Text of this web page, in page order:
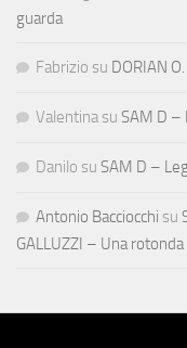
guarda
Fabrizio su DORIAN
Valentina su SAM D –
Danilo su SAM D –
Antonio Bacciocchi su
GALLUZZI – Una